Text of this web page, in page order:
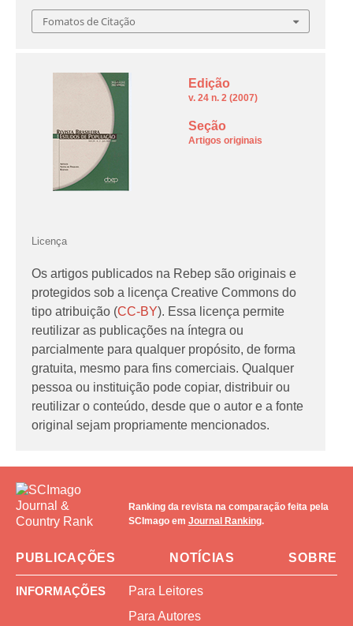
Fomatos de Citação
Edição
v. 24 n. 2 (2007)
Seção
Artigos originais
Licença
Os artigos publicados na Rebep são originais e
protegidos sob a licença Creative Commons do
tipo atribuição (CC-BY). Essa licença permite
reutilizar as publicações na íntegra ou
parcialmente para qualquer propósito, de forma
gratuita, mesmo para fins comerciais. Qualquer
pessoa ou instituição pode copiar, distribuir ou
reutilizar o conteúdo, desde que o autor e a fonte
original sejam propriamente mencionados.
Ranking da revista na comparação feita pela
SCImago em Journal Ranking.
PUBLICAÇÕES NOTÍCIAS SOBRE
INFORMAÇÕES
Para Leitores
Para Autores